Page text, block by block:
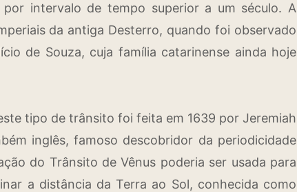
intervalo de tempo superior a um século. A
da antiga Desterro, quando foi observado
de Souza, cuja família catarinense ainda hoje
tipo de trânsito foi feita em 1639 por Jeremiah
inglês, famoso descobridor da periodicidade
do Trânsito de Vênus poderia ser usada para
a distância da Terra ao Sol, conhecida como